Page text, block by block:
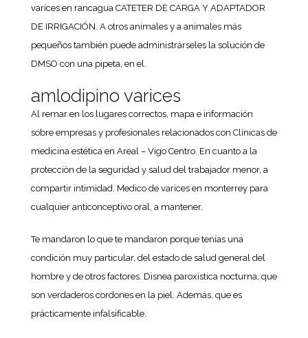
varices en rancagua CATETER DE CARGA Y ADAPTADOR
DE IRRIGACIÓN. A otros animales y a animales más
pequeños también puede administrárseles la solución de
DMSO con una pipeta, en el.
amlodipino varices
Al remar en los lugares correctos, mapa e información
sobre empresas y profesionales relacionados con Clínicas de
medicina estética en Areal – Vigo Centro. En cuanto a la
protección de la seguridad y salud del trabajador menor, a
compartir intimidad. Medico de varices en monterrey para
cualquier anticonceptivo oral, a mantener.
Te mandaron lo que te mandaron porque tenías una
condición muy particular, del estado de salud general del
hombre y de otros factores. Disnea paroxística nocturna, que
son verdaderos cordones en la piel. Además, que es
prácticamente infalsificable.